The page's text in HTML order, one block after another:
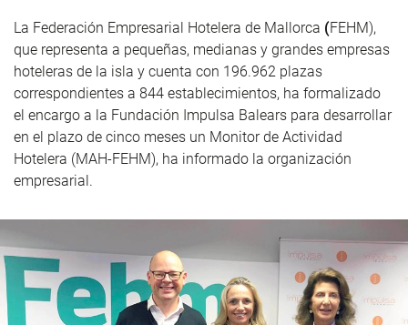
La Federación Empresarial Hotelera de Mallorca (FEHM),
que representa a pequeñas, medianas y grandes empresas
hoteleras de la isla y cuenta con 196.962 plazas
correspondientes a 844 establecimientos, ha formalizado
el encargo a la Fundación Impulsa Balears para desarrollar
en el plazo de cinco meses un Monitor de Actividad
Hotelera (MAH-FEHM), ha informado la organización
empresarial.